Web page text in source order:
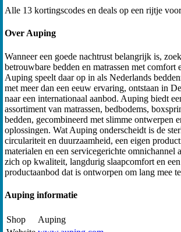
Alle 13 kortingscodes en deals op een rijtje
Over Auping
Wanneer een goede nachtrust belangrijk is,
betrouwbare bedden en matrassen met comfort
Auping speelt daar op in als Nederlands
met meer dan een eeuw ervaring, ontstaan in
naar een internationaal aanbod. Auping biedt
assortiment van matrassen, bedbodems,
bedden, gecombineerd met slimme ontwerpen
oplossingen. Wat Auping onderscheidt is de
circulariteit en duurzaamheid, een eigen
materialen en een servicegerichte omnichannel
zich op kwaliteit, langdurig slaapcomfort en
productaanbod dat is ontworpen om lang mee
Auping informatie
Shop
Auping